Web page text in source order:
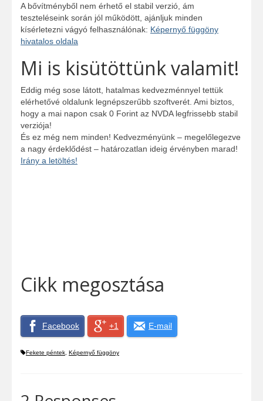
A bővítményből nem érhető el stabil verzió, ám
teszteléseink során jól működött, ajánljuk minden
kísérletezni vágyó felhasználónak: Képernyő függöny
hivatalos oldala
Mi is kisütöttünk valamit!
Eddig még sose látott, hatalmas kedvezménnyel tettük
elérhetővé oldalunk legnépszerűbb szoftverét. Ami biztos,
hogy a mai napon csak 0 Forint az NVDA legfrissebb stabil
verziója!
És ez még nem minden! Kedvezményünk – megelőlegezve
a nagy érdeklődést – határozatlan ideig érvényben marad!
Irány a letöltés!
Cikk megosztása
Facebook +1 E-mail
Fekete péntek, Képernyő függöny